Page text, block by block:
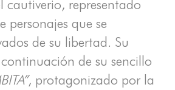
cautiverio, representado
personajes que se
de su libertad. Su
de su sencillo
, protagonizado por la